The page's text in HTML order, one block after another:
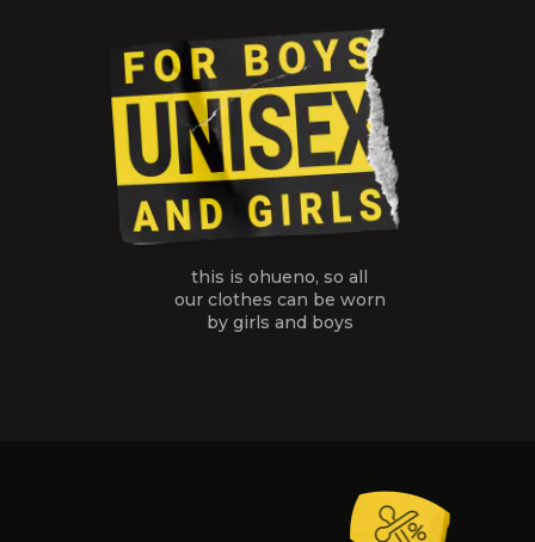
this is ohueno, so all
our clothes can be worn
by girls and boys